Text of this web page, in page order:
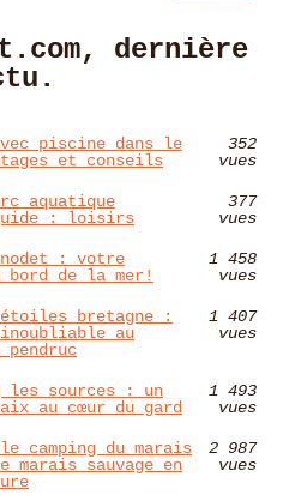
dernière
piscine dans le
et conseils
352
vues
aquatique
: loisirs
377
vues
: votre
bord de la mer!
1 458
vues
étoiles bretagne :
au
pendruc
1 407
vues
les sources : un
au cœur du gard
1 493
vues
camping du marais
marais sauvage en
2 987
vues